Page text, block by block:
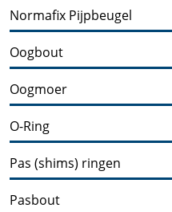
Normafix Pijpbeugel
Oogbout
Oogmoer
O-Ring
Pas (shims) ringen
Pasbout